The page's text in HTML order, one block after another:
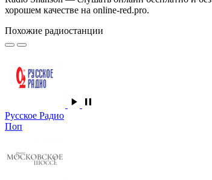
хорошем качестве на online-red.pro.
Похожие радиостанции
Русское Радио
Поп